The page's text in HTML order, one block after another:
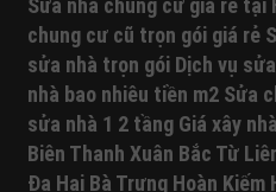
Phòng
Kim
Liên
Văn
Miếu
–
Quốc
Tử
Quảng
Đô
Yên
Hòa
Hưng
Yên
Tây
Hồ
Phú
Thượng
Hải
Sài
Gòn
Bình
Dương
Đức
Long
Thái
Nguyên
Sàn
Nhựa
Giả
Gỗ
Hèm
Khóa
Giá
Rẻ
Sửa
Sàn
Nhựa
Giả
Gỗ
Hèm
Khóa
Giá
4mm
Nhiêu
1m2
Sàn
Nhựa
Giả
Gỗ
Hèm
Khóa
Charm
Wood
Sửa nhà chung cư giá rẻ tại
chung cư cũ trọn gói giá rẻ
sửa nhà trọn gói Dịch vụ
nhà bao nhiêu tiền m2 Sửa
sửa nhà 1 2 tầng Giá xây
Biên Thanh Xuân Bắc Từ
Đa Hai Bà Trưng Hoàn Kiếm